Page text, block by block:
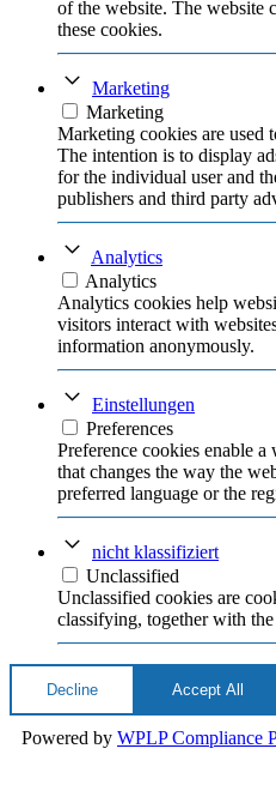
of the website. The website
these cookies.
Marketing
Marketing
Marketing cookies are used
The intention is to display
for the individual user and
publishers and third party
Analytics
Analytics
Analytics cookies help
visitors interact with
information anonymously.
Einstellungen
Preferences
Preference cookies enable
that changes the way the
preferred language or the
nicht klassifiziert
Unclassified
Unclassified cookies are
classifying, together with
Decline Accept All
Powered by WPLP Compliance